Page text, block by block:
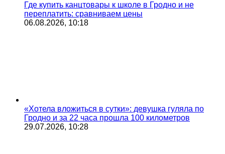
Где купить канцтовары к школе в Гродно и не
переплатить: сравниваем цены
06.08.2026, 10:18
«Хотела вложиться в сутки»: девушка гуляла по
Гродно и за 22 часа прошла 100 километров
29.07.2026, 10:28